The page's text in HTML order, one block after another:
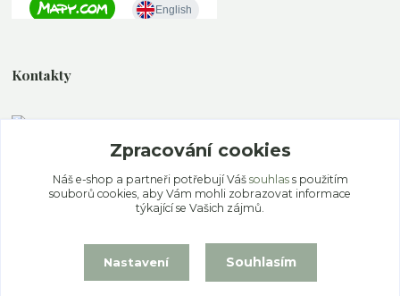
Kontakty
+420 777 339 077
Po - Pa 11.00 - 19.00 So - Ne 12.00 - 18.00
info@ekoaloe.cz
Zpracování cookies
Náš e-shop a partneři potřebují Váš souhlass použitím
souborů cookies, aby Vám mohli zobrazovat informace
týkající se Vašich zájmů.
Nastavení Souhlasím